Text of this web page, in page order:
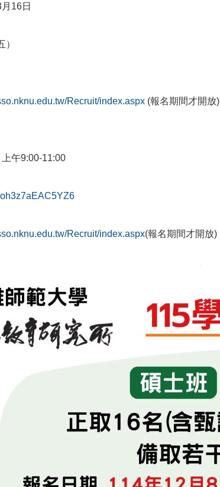
16日
Recruit/index.aspx (報名期間才開放)
午9:00-11:00
Recruit/index.aspx(報名期間才開放)